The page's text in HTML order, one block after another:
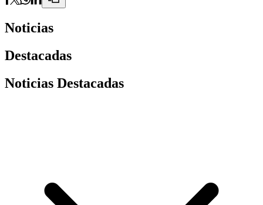
Noticias
Destacadas
Noticias Destacadas